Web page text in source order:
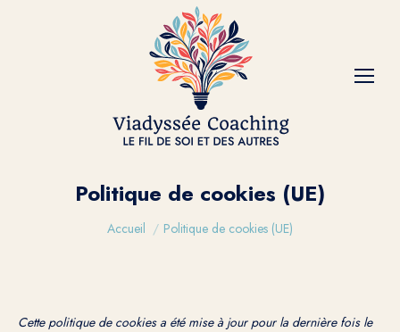
Politique de cookies (UE)
Vous êtes ici :
Accueil Politique de cookies (UE)
Cette politique de cookies a été mise à jour pour la dernière fois le